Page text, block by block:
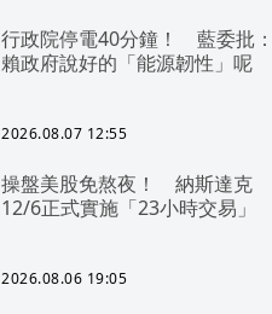
行政院停電40分鐘！ 藍委批：
賴政府說好的「能源韌性」呢
2026.08.07 12:55
操盤美股免熬夜！ 納斯達克
12/6正式實施「23小時交易」
2026.08.06 19:05